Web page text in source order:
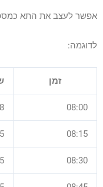
אפשר לעצב את התא
לדוגמה:
זמן
08:00
8
08:15
08:30